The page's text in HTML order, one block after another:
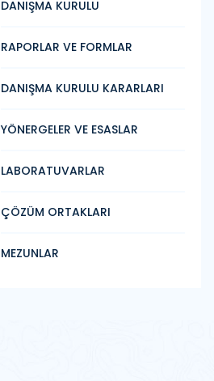
DANIŞMA KURULU
RAPORLAR VE FORMLAR
DANIŞMA KURULU KARARLARI
YÖNERGELER VE ESASLAR
LABORATUVARLAR
ÇÖZÜM ORTAKLARI
MEZUNLAR